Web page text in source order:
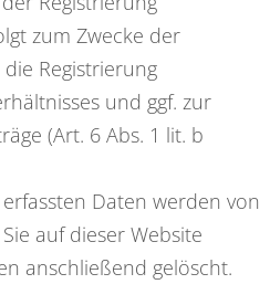
zum Zwecke der
Registrierung
und ggf. zur
(Art. 6 Abs. 1 lit. b
Daten werden von
auf dieser Website
anschließend gelöscht.